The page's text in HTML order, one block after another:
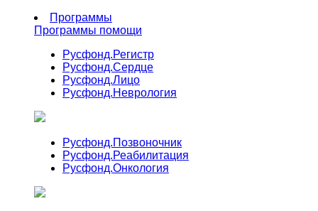
Программы
Программы помощи
Русфонд.Регистр
Русфонд.Сердце
Русфонд.Лицо
Русфонд.Неврология
Русфонд.Позвоночник
Русфонд.Реабилитация
Русфонд.Онкология